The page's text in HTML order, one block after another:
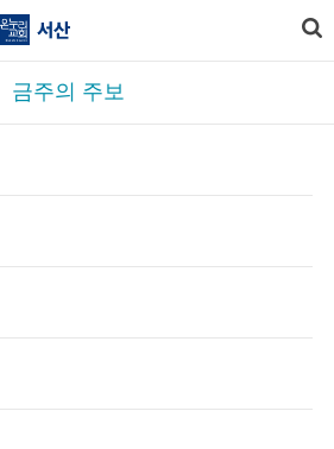
금주의 주보